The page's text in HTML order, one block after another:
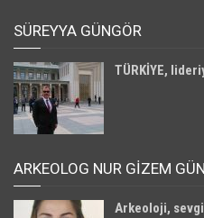
SÜREYYA GÜNGÖR
TÜRKİYE,
ARKEOLOG NUR GİZEM
Arkeoloji,